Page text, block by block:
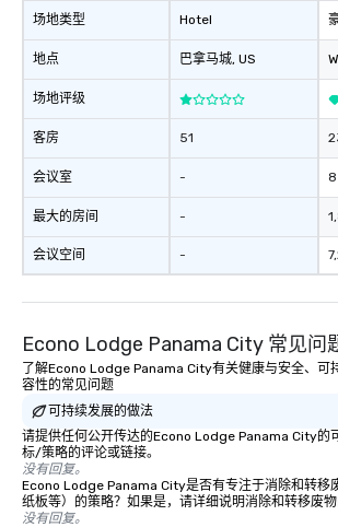
场地类型
地点
场地评级
客房
会议室
最大的房间
会议空间
Hotel
巴拿马城, US
51
-
-
-
8
Econo Lodge Panama City 常见问
了解Econo Lodge Panama City有关健康与安全、可
容性的常见问题
可持续发展的做法
请提供任何公开传达的Econo Lodge Panama City的
标/策略的评论或链接。
没有回复。
Econo Lodge Panama City是否有专注于消除和转移
纸板等）的策略？如果是，请详细说明消除和转移废物
没有回复。